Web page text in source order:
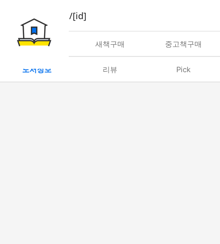
book/rent/[id]
대여 새책구매 중고책구매
도서정보 리뷰 Pick